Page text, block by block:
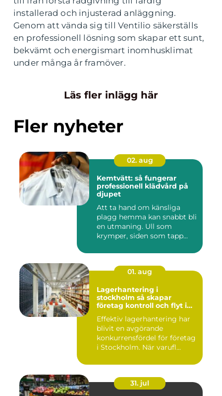
installerad och injusterad anläggning.
Genom att vända sig till Ventilio säkerställs
en professionell lösning som skapar ett sunt,
bekvämt och energismart inomhusklimat
under många år framöver.
Läs fler inlägg här
Fler nyheter
02. aug
Kemtvätt: så fungerar
professionell klädvård på
djupet
Att ta hand om känsliga
plagg hemma kan snabbt bli
en utmaning. Ull som
krymper, siden som tapp...
01. aug
Lagerhantering i
stockholm så skapar
företag kontroll och flyt i
Effektiv lagerhantering har
blivit en avgörande
konkurrensfördel för företag
i Stockholm. När varufl...
31. jul